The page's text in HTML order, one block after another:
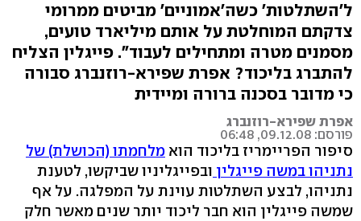
ל'השתלטות' כשה'אמוניים' מביטים ממרומי
צדקתם המוחלטת על אותם מיליארד טועים,
מסמנים מטרה ומתחילים לעבוד". פייגלין הצליח
להתברג בליכוד? אפרת שפירא-רוזנברג סבורה
כי מדובר בסכנה ברורה ומיידית
אפרת שפירא-רוזנברג
פורסם: 09.12.08, 06:48
סיפור הפריימריז בליכוד הוא מלחמתו (הכושלת) של
נתניהו במשה פייגלין ובפייגליניו שביקשו, לטענת
נתניהו, לבצע השתלטות עוינת על המפלגה. על אף
שמשה פייגלין הוא חבר ליכוד יותר שנים מאשר חלק